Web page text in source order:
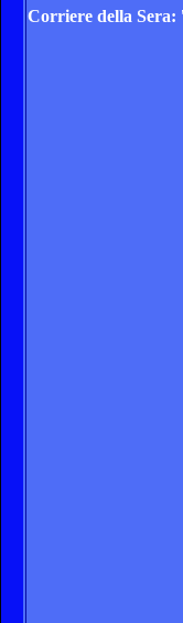
Corriere della Sera: